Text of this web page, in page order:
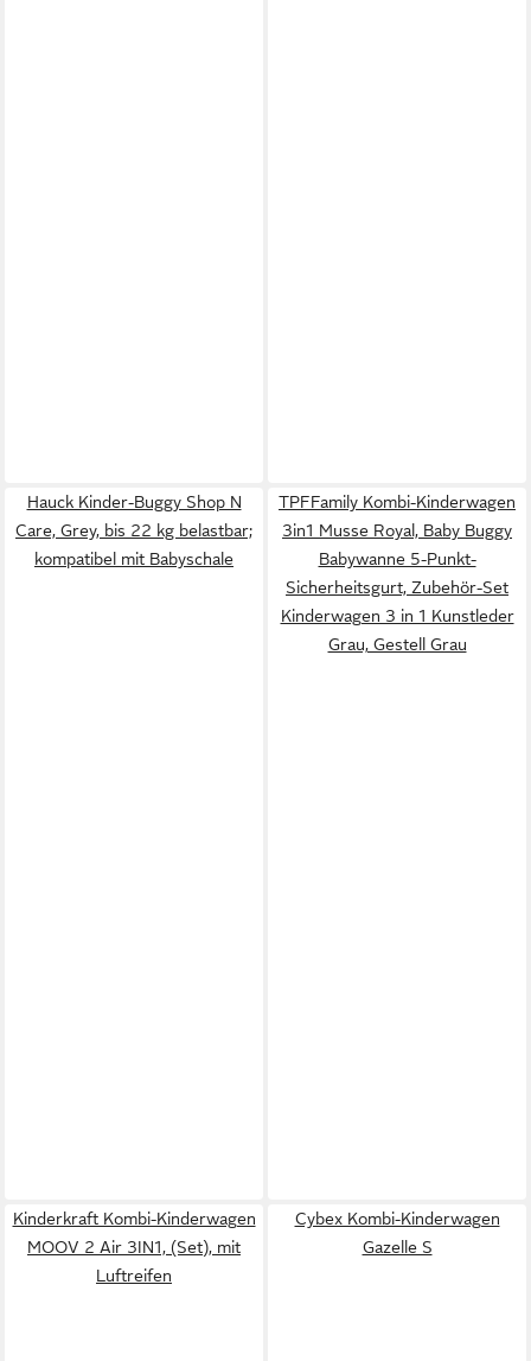
Hauck Kinder-Buggy Shop N
Care, Grey, bis 22 kg belastbar;
kompatibel mit Babyschale
TPFFamily Kombi-Kinderwagen
3in1 Musse Royal, Baby Buggy
Babywanne 5-Punkt-
Sicherheitsgurt, Zubehör-Set
Kinderwagen 3 in 1 Kunstleder
Grau, Gestell Grau
Kinderkraft Kombi-Kinderwagen
MOOV 2 Air 3IN1, (Set), mit
Luftreifen
Cybex Kombi-Kinderwagen
Gazelle S